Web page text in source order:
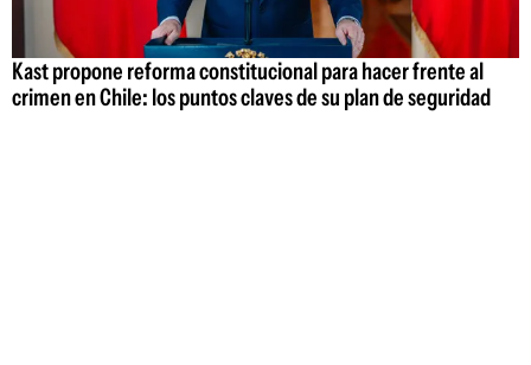
Kast propone reforma constitucional para hacer frente al
crimen en Chile: los puntos claves de su plan de seguridad